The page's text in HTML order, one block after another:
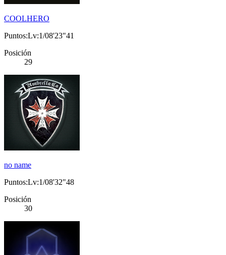
COOLHERO
Puntos:Lv:1/08'23"41
Posición
29
no name
Puntos:Lv:1/08'32"48
Posición
30